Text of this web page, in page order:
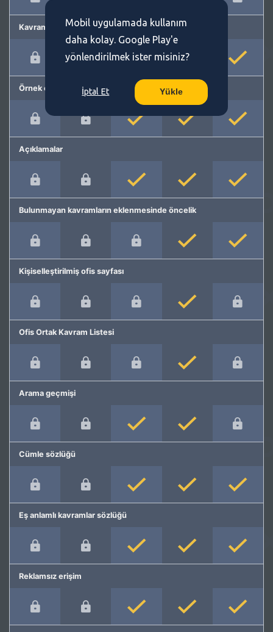
Kavram önerme
Örnek cümleler
Açıklamalar
Bulunmayan kavramların eklenmesinde öncelik
Kişiselleştirilmiş ofis sayfası
Ofis Ortak Kavram Listesi
Arama geçmişi
Cümle sözlüğü
Eş anlamlı kavramlar sözlüğü
Reklamsız erişim
Mobil uygulamada kullanım
daha kolay. Google Play'e
yönlendirilmek ister misiniz?
İptal Et Yükle